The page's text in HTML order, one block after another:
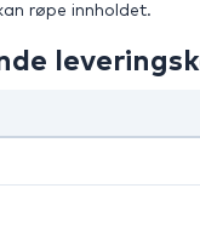
røpe innholdet.